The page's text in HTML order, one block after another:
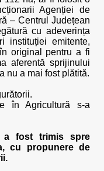
Agenției de
– Centrul Județean
cu adeverința
instituției emitente,
original pentru a fi
aferentă sprijinului
nu a mai fost plătită.
în Agricultură s-a
a fost trimis spre
cu propunere de